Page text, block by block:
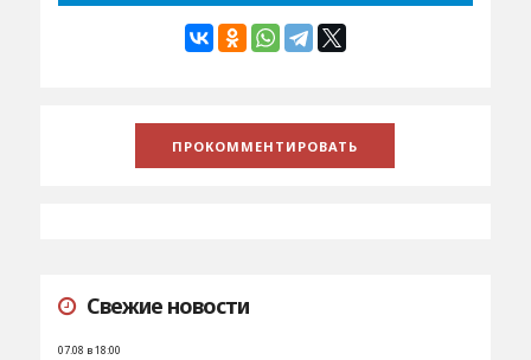
Свежие новости
07.08 в 18:00